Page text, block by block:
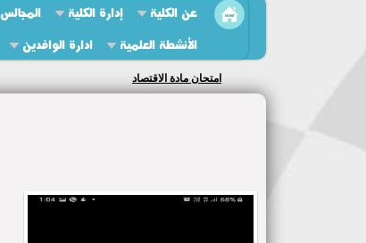
عن الكلية إدارة الكلية المجالس
الأنشطة العلمية
ادارة الوافدين
مناقشه رساله دكتوراه